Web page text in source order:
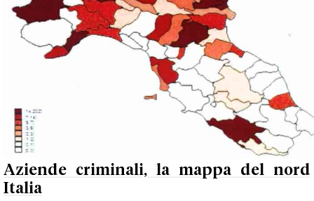
Aziende criminali, la mappa del nord
Italia